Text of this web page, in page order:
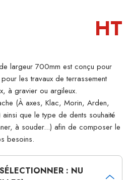
HT
largeur 700mm est conçu pour
les travaux de terrassement
à gravier ou argileux.
(À axes, Klac, Morin, Arden,
que le type de dents souhaité
à souder...) afin de composer le
besoins.
: NU